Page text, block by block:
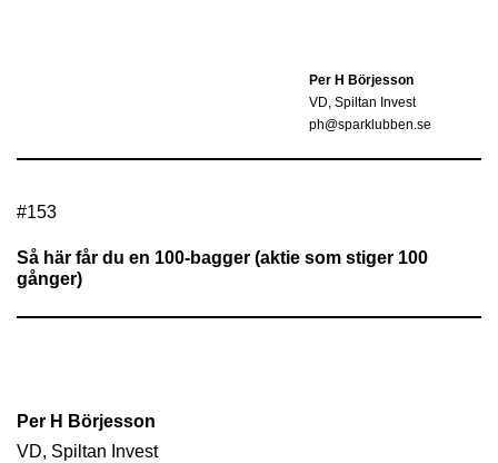
Per H Börjesson
VD, Spiltan Invest
ph@sparklubben.se
#153
Så här får du en 100-bagger (aktie som stiger 100
gånger)
Per H Börjesson
VD, Spiltan Invest